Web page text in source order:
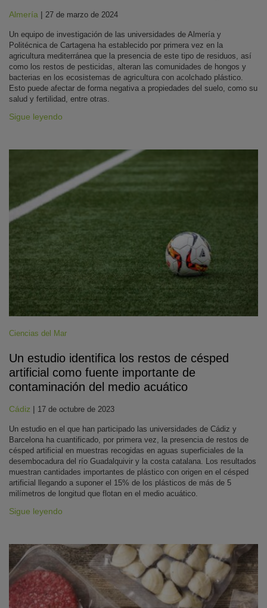
Almería | 27 de marzo de 2024
Un equipo de investigación de las universidades de Almería y
Politécnica de Cartagena ha establecido por primera vez en la
agricultura mediterránea que la presencia de este tipo de residuos, así
como los restos de pesticidas, alteran las comunidades de hongos y
bacterias en los ecosistemas de agricultura con acolchado plástico.
Esto puede afectar de forma negativa a propiedades del suelo, como su
salud y fertilidad, entre otras.
Sigue leyendo
Ciencias del Mar
Un estudio identifica los restos de césped
artificial como fuente importante de
contaminación del medio acuático
Cádiz | 17 de octubre de 2023
Un estudio en el que han participado las universidades de Cádiz y
Barcelona ha cuantificado, por primera vez, la presencia de restos de
césped artificial en muestras recogidas en aguas superficiales de la
desembocadura del río Guadalquivir y la costa catalana. Los resultados
muestran cantidades importantes de plástico con origen en el césped
artificial llegando a suponer el 15% de los plásticos de más de 5
milímetros de longitud que flotan en el medio acuático.
Sigue leyendo